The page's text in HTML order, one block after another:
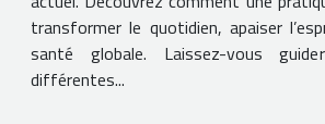
transformer le quotidien, apaiser
santé globale. Laissez-vous
différentes...